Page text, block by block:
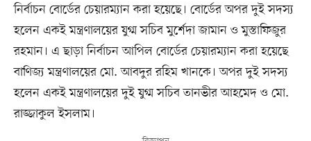
নির্বাচন বোর্ডের চেয়ারম্যান করা হয়েছে। বোর্ডের অপর দুই সদস্য
হলেন একই মন্ত্রণালয়ের যুগ্ম সচিব মুর্শেদা জামান ও মুস্তাফিজুর
রহমান। এ ছাড়া নির্বাচন আপিল বোর্ডের চেয়ারম্যান করা হয়েছে
বাণিজ্য মন্ত্রণালয়ের মো. আবদুর রহিম খানকে। অপর দুই সদস্য
হলেন একই মন্ত্রণালয়ের দুই যুগ্ম সচিব তানভীর আহমেদ ও মো.
রাজ্জাকুল ইসলাম।